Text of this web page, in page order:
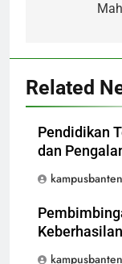
Related
Pendidikan
dan
kampusbanten
kampusbanten